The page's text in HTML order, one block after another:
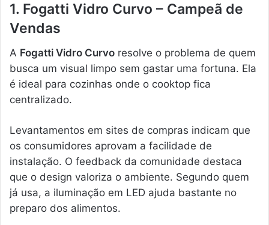
1. Fogatti Vidro Curvo – Campeã de
Vendas
A Fogatti Vidro Curvo resolve o problema de quem
busca um visual limpo sem gastar uma fortuna. Ela
é ideal para cozinhas onde o cooktop fica
centralizado.
Levantamentos em sites de compras indicam que
os consumidores aprovam a facilidade de
instalação. O feedback da comunidade destaca
que o design valoriza o ambiente. Segundo quem
já usa, a iluminação em LED ajuda bastante no
preparo dos alimentos.